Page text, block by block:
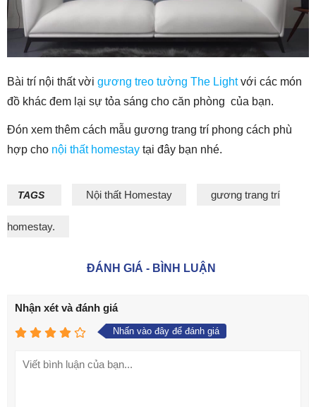
Bài trí nội thất vời gương treo tường The Lightvới các món
đồ khác đem lại sự tỏa sáng cho căn phòng của bạn.
Đón xem thêm cách mẫu gương trang trí phong cách phù
hợp cho nội thất homestay tại đây bạn nhé.
TAGS Nội thất Homestay gương trang trí
homestay.
ĐÁNH GIÁ - BÌNH LUẬN
Nhận xét và đánh giá
Nhấn vào đây để đánh giá